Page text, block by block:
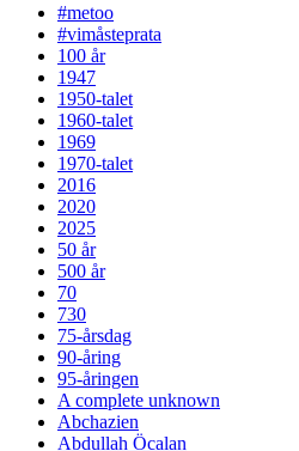
#metoo
#vimåsteprata
100 år
1947
1950-talet
1960-talet
1969
1970-talet
2016
2020
2025
50 år
500 år
70
730
75-årsdag
90-åring
95-åringen
A complete unknown
Abchazien
Abdullah Öcalan